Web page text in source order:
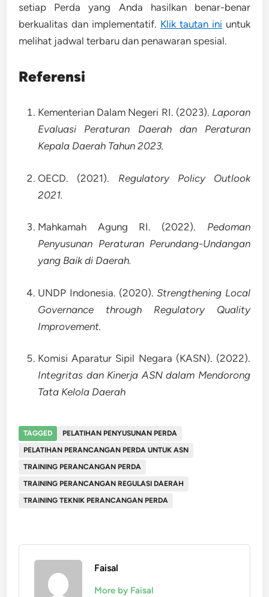
setiap Perda yang Anda hasilkan benar-benar
berkualitas dan implementatif. Klik tautan ini untuk
melihat jadwal terbaru dan penawaran spesial.
Referensi
Kementerian Dalam Negeri RI. (2023). Laporan
Evaluasi Peraturan Daerah dan Peraturan
Kepala Daerah Tahun 2023.
OECD. (2021). Regulatory Policy Outlook
2021.
Mahkamah Agung RI. (2022). Pedoman
Penyusunan Peraturan Perundang-Undangan
yang Baik di Daerah.
UNDP Indonesia. (2020).Strengthening Local
Governance through Regulatory Quality
Improvement.
Komisi Aparatur Sipil Negara (KASN). (2022).
Integritas dan Kinerja ASN dalam Mendorong
Tata Kelola Daerah
TAGGED
PELATIHAN PENYUSUNAN PERDA
PELATIHAN PERANCANGAN PERDA UNTUK ASN
TRAINING PERANCANGAN PERDA
TRAINING PERANCANGAN REGULASI DAERAH
TRAINING TEKNIK PERANCANGAN PERDA
Faisal
More by Faisal